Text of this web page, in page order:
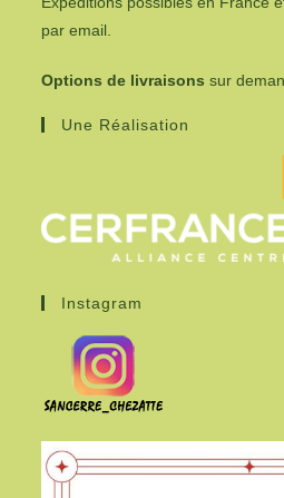
par email.
Options de livraisons sur
Une Réalisation
Instagram